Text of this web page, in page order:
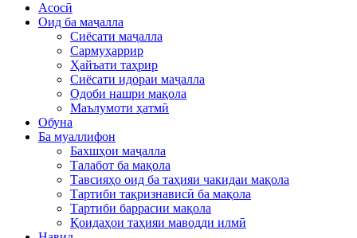
Асосӣ
Оид ба маҷалла
Сиёсати маҷалла
Сармуҳаррир
Ҳайъати таҳрир
Сиёсати идораи маҷалла
Одоби нашри мақола
Маълумоти ҳатмӣ
Обуна
Ба муаллифон
Бахшҳои маҷалла
Талабот ба мақола
Тавсияҳо оид ба таҳияи чакидаи мақола
Тартиби тақризнависӣ ба мақола
Тартиби баррасии мақола
Қоидаҳои таҳияи маводди илмӣ